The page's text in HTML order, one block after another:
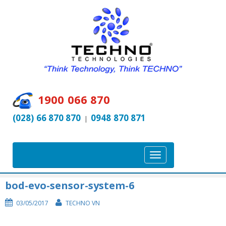
1900 066 870
(028) 66 870 870 | 0948 870 871
T
o
bod-evo-sensor-system-6
03/05/2017 TECHNO VN